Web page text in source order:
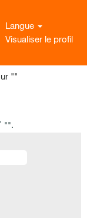
Langue
Visualiser le profil
""
"".